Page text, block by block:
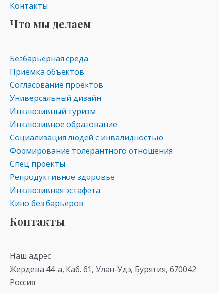
Контакты
Что мы делаем
Безбарьерная среда
Приемка объектов
Согласование проектов
Универсальный дизайн
Инклюзивный туризм
Инклюзивное образование
Социализация людей с инвалидностью
Формирование толерантного отношения
Спец проекты
Репродуктивное здоровье
Инклюзивная эстафета
Кино без барьеров
Контакты
Наш адрес
Жердева 44-а, Каб. 61, Улан-Удэ, Бурятия, 670042,
Россия